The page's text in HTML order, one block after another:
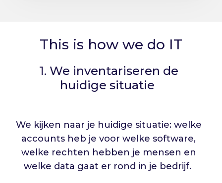
This is how we do IT
1. We inventariseren de
huidige situatie
We kijken naar je huidige situatie: welke
accounts heb je voor welke software,
welke rechten hebben je mensen en
welke data gaat er rond in je bedrijf.